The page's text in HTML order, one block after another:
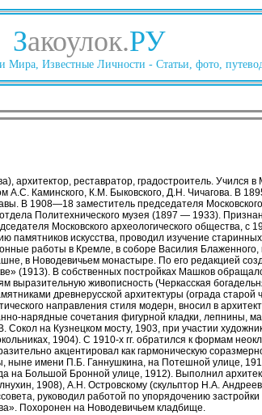
Закоулок.РУ
Мира, Известные Личности - Статьи, фото,
архитектор, реставратор, градостроитель. Учился
Каминского, К.М. Быковского, Д.Н. Чичагова. В
В 1908—18 заместитель председателя
Политехнического музея (1897 — 1933).
Московского археологического общества, с
памятников искусства, проводил изучение
работы в Кремле, в соборе Василия Блаженного,
в Новодевичьем монастыре. По его редакцией
(1913). В собственных постройках Машков
выразительную живописность (Черкасская
древнерусской архитектуры (ограда
направления стиля модерн, вносил в
нарядные сочетания фигурной кладки, лепнины,
на Кузнецком мосту, 1903, при участии
1904). С 1910-х гг. обратился к формам
акцентировал как гармоническую
ныне имени П.Б. Ганнушкина, на Потешной улице,
на Большой Бронной улице, 1912). Выполнил
1908), А.Н. Островскому (скульптор Н.А.
руководил работой по упорядочению застройки
Похоронен на Новодевичьем кладбище.